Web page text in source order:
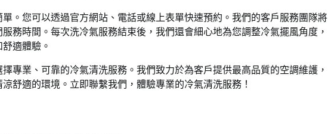
。您可以透過官方網站、電話或線上表單快速預約。我們的客戶服務團隊將
務時間。每次洗冷氣服務結束後，我們還會細心地為您調整冷氣擺風角度，
適體驗。
專業、可靠的冷氣清洗服務。我們致力於為客戶提供最高品質的空調維護，
舒適的環境。立即聯繫我們，體驗專業的冷氣清洗服務！